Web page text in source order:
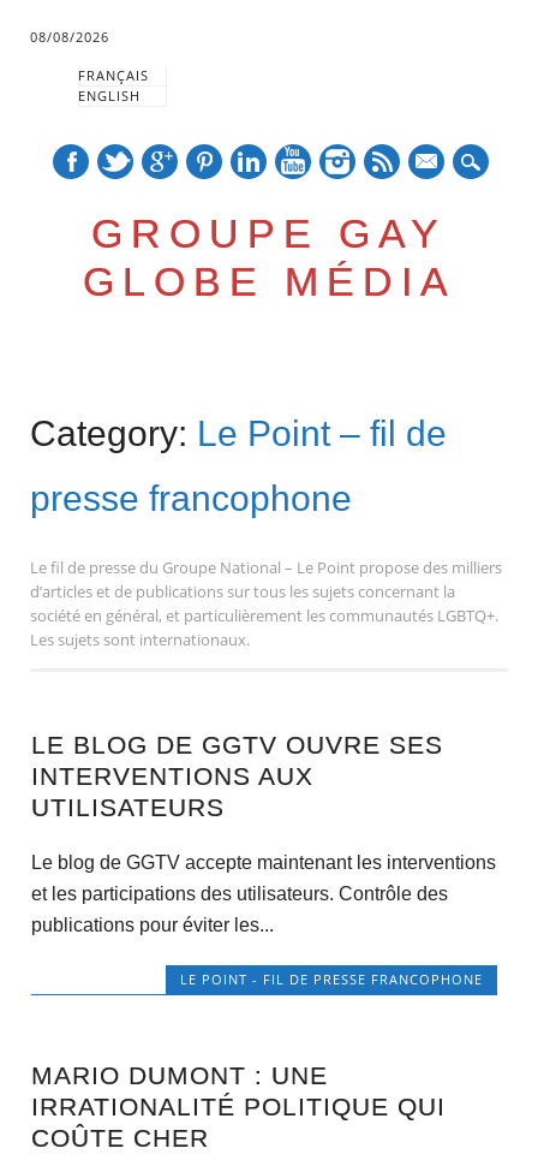
08/08/2026
FRANÇAIS
ENGLISH
GROUPE GAY
GLOBE MÉDIA
Main menu
content
Category: Le Point – fil de
presse francophone
Le fil de presse du Groupe National – Le Point propose des milliers
d’articles et de publications sur tous les sujets concernant la
société en général, et particulièrement les communautés LGBTQ+.
Les sujets sont internationaux.
LE BLOG DE GGTV OUVRE SES
INTERVENTIONS AUX
UTILISATEURS
Le blog de GGTV accepte maintenant les interventions
et les participations des utilisateurs. Contrôle des
publications pour éviter les...
LE POINT - FIL DE PRESSE FRANCOPHONE
MARIO DUMONT : UNE
IRRATIONALITÉ POLITIQUE QUI
COÛTE CHER